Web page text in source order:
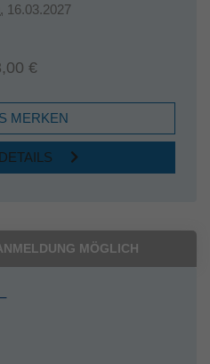
16.03.2027
€
MERKEN
MÖGLICH